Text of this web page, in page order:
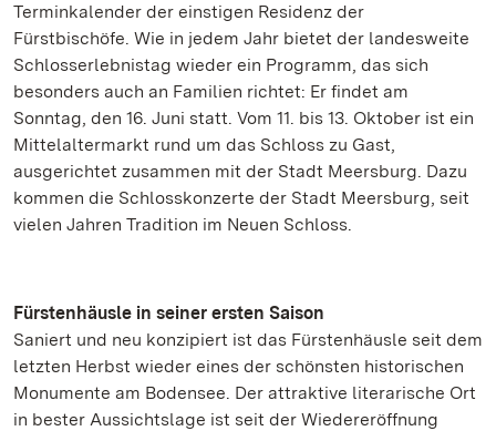
Terminkalender der einstigen Residenz der
Fürstbischöfe. Wie in jedem Jahr bietet der landesweite
Schlosserlebnistag wieder ein Programm, das sich
besonders auch an Familien richtet: Er findet am
Sonntag, den 16. Juni statt. Vom 11. bis 13. Oktober ist ein
Mittelaltermarkt rund um das Schloss zu Gast,
ausgerichtet zusammen mit der Stadt Meersburg. Dazu
kommen die Schlosskonzerte der Stadt Meersburg, seit
vielen Jahren Tradition im Neuen Schloss.
Fürstenhäusle in seiner ersten Saison
Saniert und neu konzipiert ist das Fürstenhäusle seit dem
letzten Herbst wieder eines der schönsten historischen
Monumente am Bodensee. Der attraktive literarische Ort
in bester Aussichtslage ist seit der Wiedereröffnung